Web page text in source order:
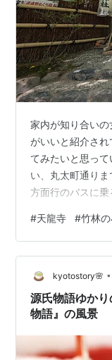
家内が知り合い
がいいと紹介さ
てみたいと思っ
い、丸太町通り
方面行のバスに
る（*1）ようで
ゅう詰めになっ
へ、JRの太秦駅
やってきた。も
葉が飛び交って
整備された竹藪
#天龍寺 #竹林
kyotostory🌸 •
源氏物語ゆか
物語』の風景